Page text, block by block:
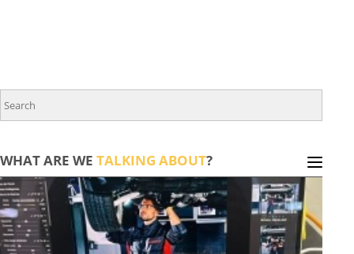
WHAT ARE WE TALKING ABOUT?